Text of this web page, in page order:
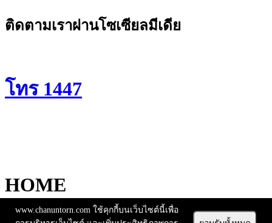
ติดตามเราผ่านโซเซียลมีเดีย
โทร 1447
HOME
TOUR
www.chanuntorn.com ใช้คุกกี้บนเว็บไซต์นี้เพื่อ